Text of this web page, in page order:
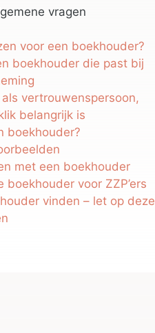
vragen
voor een boekhouder?
boekhouder die past bij
vertrouwenspersoon,
belangrijk is
boekhouder?
met een boekhouder
boekhouder voor ZZP’ers
vinden – let op deze